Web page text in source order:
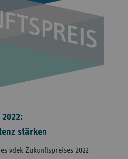
stärken
vdek-Zukunftspreises 2022